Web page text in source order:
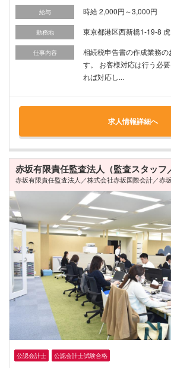
給与 時給 2,000円～3,000円
勤務地 東京都港区西新橋1-19-8
仕事内容
相続税申告書の作成業務の
す。 お客様対応は行う必
れば対応し...
求人情報詳細へ
赤坂有限責任監査法人（監査スタッフ
赤坂有限責任監査法人／株式会社赤坂国際会計／赤
公認会計士 公認会計士試験合格